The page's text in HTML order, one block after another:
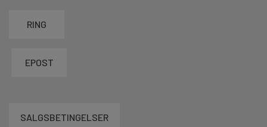
RING
EPOST
SALGSBETINGELSER